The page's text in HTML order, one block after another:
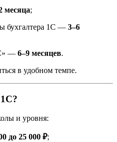
месяца;
бухгалтера 1С — 3–6
— 6–9 месяцев.
в удобном темпе.
и уровня:
до 25 000 ₽;